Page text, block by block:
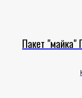
Пакет